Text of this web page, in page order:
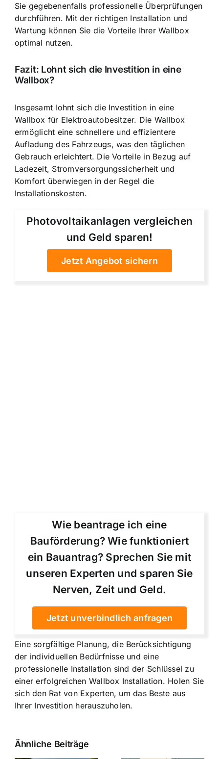
Sie gegebenenfalls professionelle Überprüfungen
durchführen. Mit der richtigen Installation und
Wartung können Sie die Vorteile Ihrer Wallbox
optimal nutzen.
Fazit: Lohnt sich die Investition in eine
Wallbox?
Insgesamt lohnt sich die Investition in eine
Wallbox für Elektroautobesitzer. Die Wallbox
ermöglicht eine schnellere und effizientere
Aufladung des Fahrzeugs, was den täglichen
Gebrauch erleichtert. Die Vorteile in Bezug auf
Ladezeit, Stromversorgungssicherheit und
Komfort überwiegen in der Regel die
Installationskosten.
Photovoltaikanlagen vergleichen
und Geld sparen!
Jetzt Angebot sichern
Wie beantrage ich eine
Bauförderung? Wie funktioniert
ein Bauantrag? Sprechen Sie mit
unseren Experten und sparen Sie
Nerven, Zeit und Geld.
Jetzt unverbindlich anfragen
Eine sorgfältige Planung, die Berücksichtigung
der individuellen Bedürfnisse und eine
professionelle Installation sind der Schlüssel zu
einer erfolgreichen Wallbox Installation. Holen Sie
sich den Rat von Experten, um das Beste aus
Ihrer Investition herauszuholen.
Ähnliche Beiträge